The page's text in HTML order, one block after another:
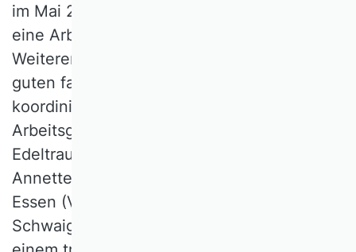
im Mai 2015
eine Arbeitsgruppe eingerichtet, die die
Weiterentwicklung der bislang vorliegenden
guten fachlichen Praktiken (GfPs) anstößt,
koordiniert und moderiert. Die
Arbeitsgruppe bestand aus: Prof. Dr.
Edeltraud Günther, TU Dresden, Prof. Dr.
Annette G. Köhler, Universität Duisburg-
Essen (Vorsitz), Prof. Dr. Manfred
Schwaiger, LMU München. Ziel war es, in